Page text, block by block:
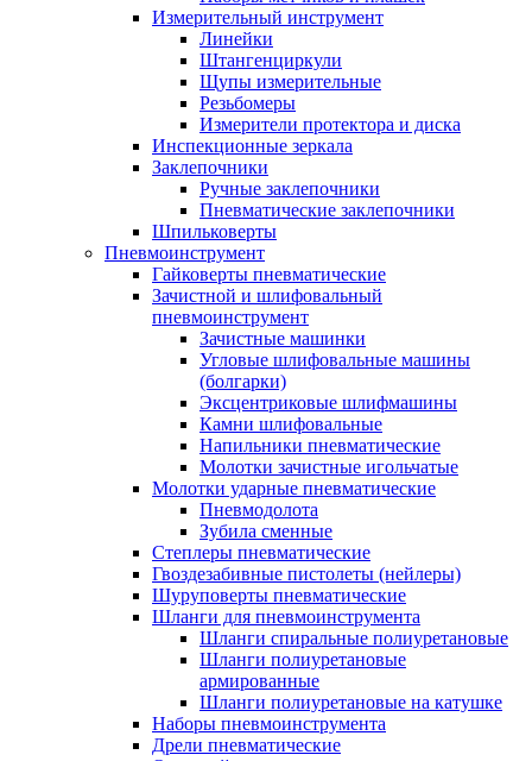
Измерительный инструмент
Линейки
Штангенциркули
Щупы измерительные
Резьбомеры
Измерители протектора и диска
Инспекционные зеркала
Заклепочники
Ручные заклепочники
Пневматические заклепочники
Шпильковерты
Пневмоинструмент
Гайковерты пневматические
Зачистной и шлифовальный
пневмоинструмент
Зачистные машинки
Угловые шлифовальные машины
(болгарки)
Эксцентриковые шлифмашины
Камни шлифовальные
Напильники пневматические
Молотки зачистные игольчатые
Молотки ударные пневматические
Пневмодолота
Зубила сменные
Степлеры пневматические
Гвоздезабивные пистолеты (нейлеры)
Шуруповерты пневматические
Шланги для пневмоинструмента
Шланги спиральные полиуретановые
Шланги полиуретановые
армированные
Шланги полиуретановые на катушке
Наборы пневмоинструмента
Дрели пневматические